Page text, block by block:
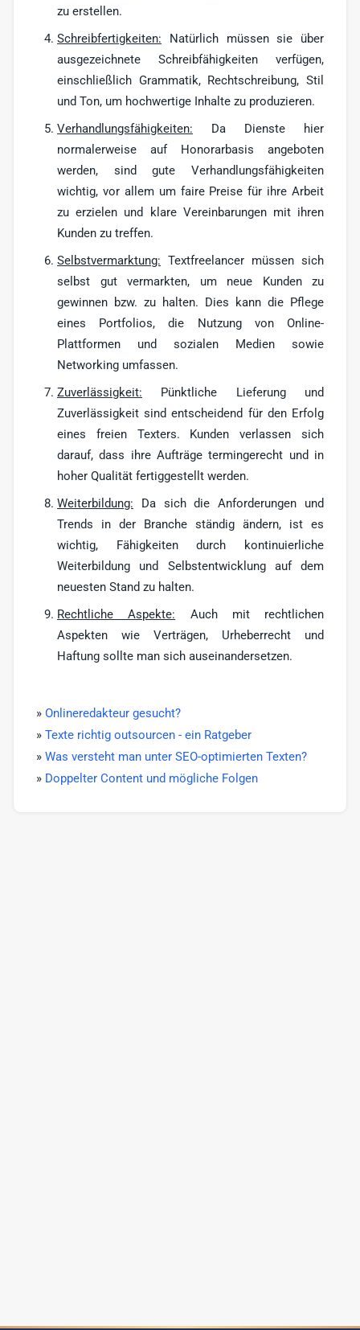
zu erstellen.
Schreibfertigkeiten: Natürlich müssen sie über
ausgezeichnete Schreibfähigkeiten verfügen,
einschließlich Grammatik, Rechtschreibung, Stil
und Ton, um hochwertige Inhalte zu produzieren.
Verhandlungsfähigkeiten: Da Dienste hier
normalerweise auf Honorarbasis angeboten
werden, sind gute Verhandlungsfähigkeiten
wichtig, vor allem um faire Preise für ihre Arbeit
zu erzielen und klare Vereinbarungen mit ihren
Kunden zu treffen.
Selbstvermarktung: Textfreelancer müssen sich
selbst gut vermarkten, um neue Kunden zu
gewinnen bzw. zu halten. Dies kann die Pflege
eines Portfolios, die Nutzung von Online-
Plattformen und sozialen Medien sowie
Networking umfassen.
Zuverlässigkeit: Pünktliche Lieferung und
Zuverlässigkeit sind entscheidend für den Erfolg
eines freien Texters. Kunden verlassen sich
darauf, dass ihre Aufträge termingerecht und in
hoher Qualität fertiggestellt werden.
Weiterbildung: Da sich die Anforderungen und
Trends in der Branche ständig ändern, ist es
wichtig, Fähigkeiten durch kontinuierliche
Weiterbildung und Selbstentwicklung auf dem
neuesten Stand zu halten.
Rechtliche Aspekte: Auch mit rechtlichen
Aspekten wie Verträgen, Urheberrecht und
Haftung sollte man sich auseinandersetzen.
» Onlineredakteur gesucht?
» Texte richtig outsourcen - ein Ratgeber
» Was versteht man unter SEO-optimierten Texten?
» Doppelter Content und mögliche Folgen